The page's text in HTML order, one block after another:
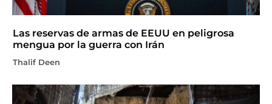
Las reservas de armas de EEUU en peligrosa
mengua por la guerra con Irán
Thalif Deen